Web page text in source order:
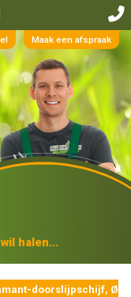
Maak een afspraak
halen...
doorslijpschijf, Ø